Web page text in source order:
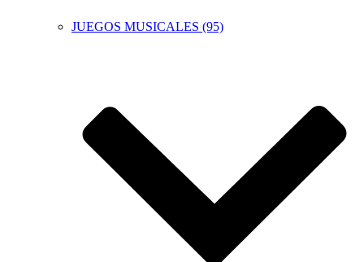
JUEGOS MUSICALES (95)